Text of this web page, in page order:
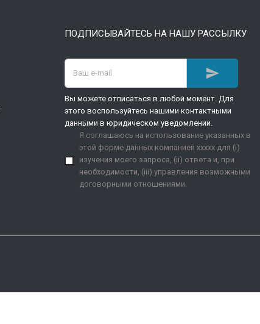
ПОДПИСЫВАЙТЕСЬ НА НАШУ РАССЫЛКУ

Вы можете отписаться в любой момент. Для
этого воспользуйтесь нашими контактными
данными в юридическом уведомлении.
Я соглашаюсь на использование указанных в
этой форме данных компанией xxxxx для (i)
изучения моего запроса, (ii) ответа и, при
необходимости, (iii) управления возможными
договорными отношениями.